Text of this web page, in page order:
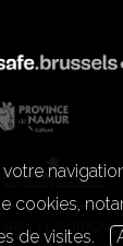
LES
cookies,
de visites.